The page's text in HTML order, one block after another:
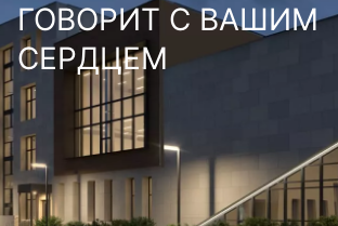
ГОВОРИТ С ВАШИМ
СЕРДЦЕМ